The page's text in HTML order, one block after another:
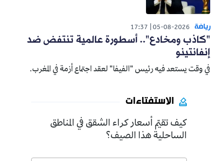
رياضة 05-08-2026
17:37
"كاذب ومخادع".. أسطورة عالمية تنتفض ضد
إنفانتينو
في وقت يستعد فيه رئيس "الفيفا" لعقد اجتماع أزمة في المغرب.
الاستفتاءات
كيف تقيّم أسعار كراء الشقق في المناطق
الساحلية هذا الصيف؟